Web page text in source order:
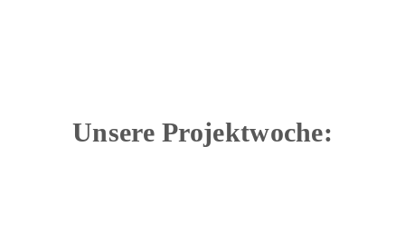
Unsere Projektwoche: